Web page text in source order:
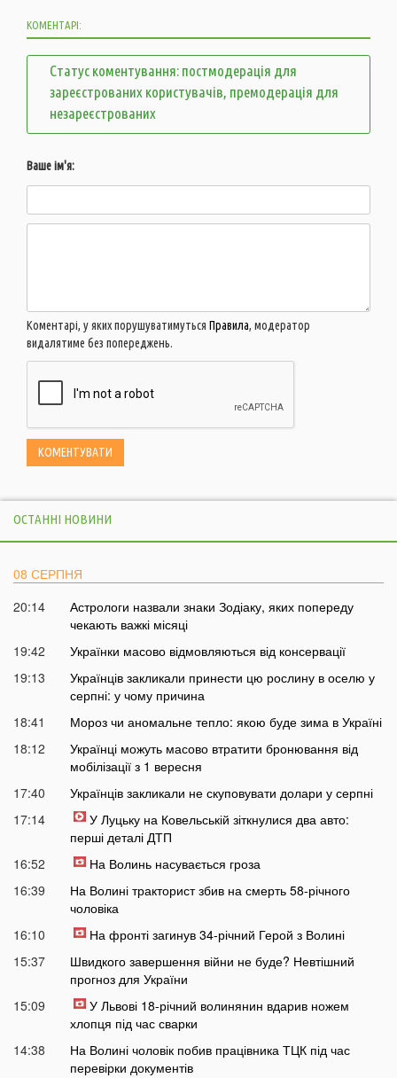
КОМЕНТАРІ:
Статус коментування: постмодерація для
зареєстрованих користувачів, премодерація для
незареєстрованих
Ваше ім'я:
Коментарі, у яких порушуватимуться Правила, модератор
видалятиме без попереджень.
ОСТАННІ НОВИНИ
08 СЕРПНЯ
20:14
Астрологи назвали знаки Зодіаку, яких попереду
чекають важкі місяці
19:42
Українки масово відмовляються від консервації
19:13
Українців закликали принести цю рослину в оселю у
серпні: у чому причина
18:41
Мороз чи аномальне тепло: якою буде зима в Україні
18:12
Українці можуть масово втратити бронювання від
мобілізації з 1 вересня
17:40
Українців закликали не скуповувати долари у серпні
17:14
У Луцьку на Ковельській зіткнулися два авто:
перші деталі ДТП
16:52
На Волинь насувається гроза
16:39
На Волині тракторист збив на смерть 58-річного
чоловіка
16:10
На фронті загинув 34-річний Герой з Волині
15:37
Швидкого завершення війни не буде? Невтішний
прогноз для України
15:09
У Львові 18-річний волинянин вдарив ножем
хлопця під час сварки
14:38
На Волині чоловік побив працівника ТЦК під час
перевірки документів